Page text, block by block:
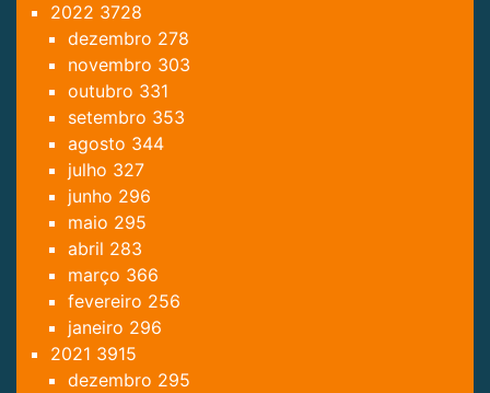
2022 3728
dezembro 278
novembro 303
outubro 331
setembro 353
agosto 344
julho 327
junho 296
maio 295
abril 283
março 366
fevereiro 256
janeiro 296
2021 3915
dezembro 295